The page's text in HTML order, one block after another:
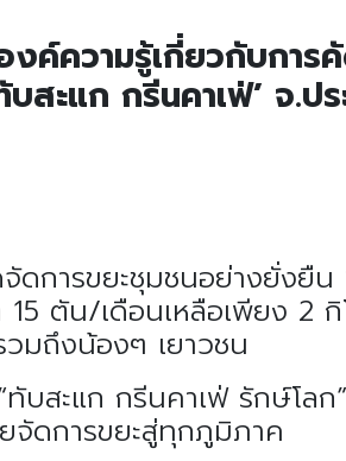
ค์ความรู้เกี่ยวกับการ
สะแก กรีนคาเฟ่’ จ.
การขยะชุมชนอย่างยั่งยืน
ตัน/เดือนเหลือเพียง 2
มถึงน้องๆ เยาวชน
บสะแก กรีนคาเฟ่ รักษ์โล
จัดการขยะสู่ทุกภูมิภาค